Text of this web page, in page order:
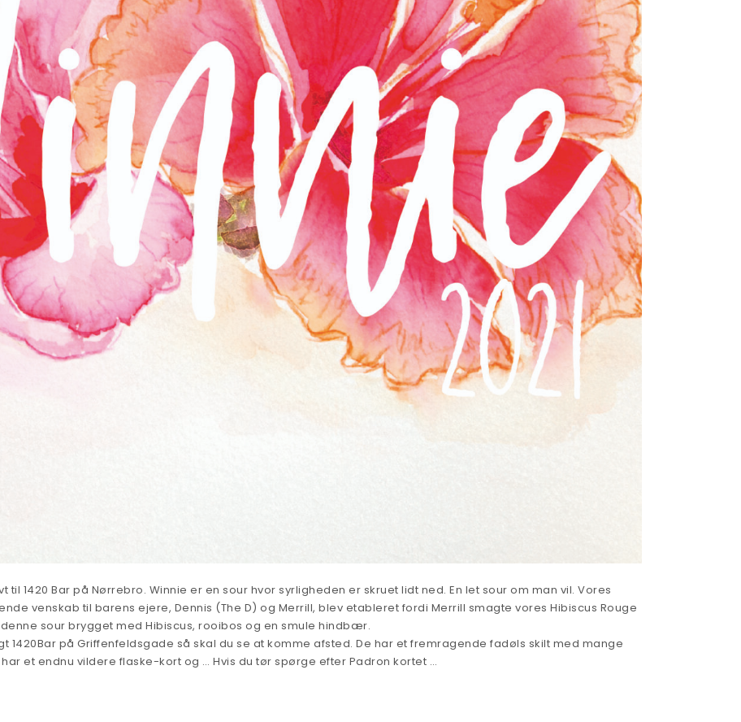
til 1420 Bar på Nørrebro. Winnie er en sour hvor syrligheden er skruet lidt ned. En let sour om man vil. Vores
venskab til barens ejere, Dennis (The D) og Merrill, blev etableret fordi Merrill smagte vores Hibiscus Rouge
sour brygget med Hibiscus, rooibos og en smule hindbær.
1420Bar på Griffenfeldsgade så skal du se at komme afsted. De har et fremragende fadøls skilt med mange
et endnu vildere flaske-kort og … Hvis du tør spørge efter Padron kortet …